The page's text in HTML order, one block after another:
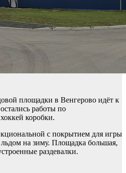
площадки в Венгерово идёт к
работы по
коробки.
с покрытием для игры
на зиму. Площадка большая,
раздевалки.